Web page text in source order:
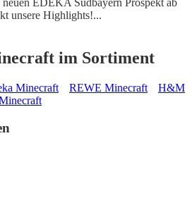
EDEKA Südbayern Prospekt ab
unsere Highlights!...
im Sortiment
Minecraft REWE Minecraft
H&M